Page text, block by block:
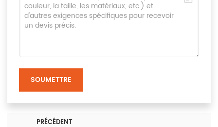
SOUMETTRE
PRÉCÉDENT